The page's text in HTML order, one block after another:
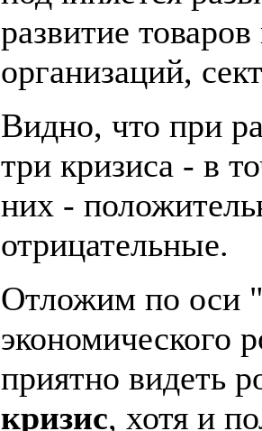
развитие
организаций,
Видно, что при
три кризиса - в
них -
отрицательные.
Отложим по оси
экономического
приятно видеть
кризис, хотя и